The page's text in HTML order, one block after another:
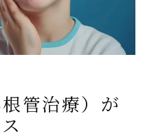
管治療）が